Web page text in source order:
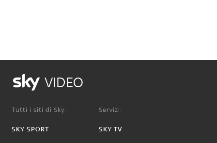
VIDEO
Tutti i siti di Sky:
SKY SPORT
Servizi:
SKY TV